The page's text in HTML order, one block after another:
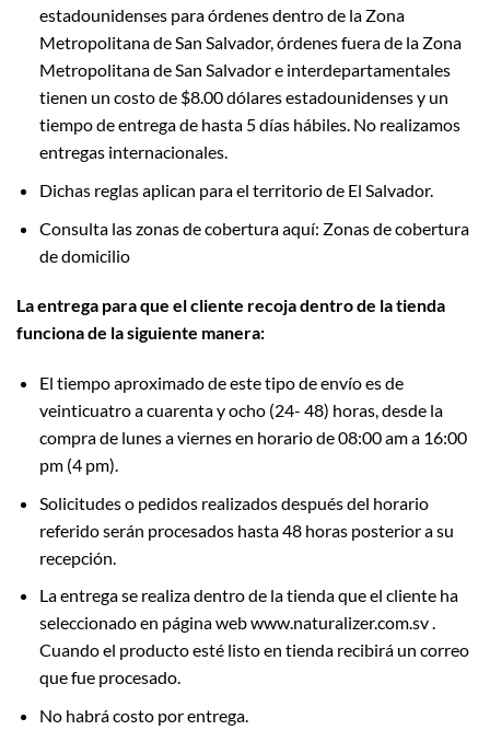
estadounidenses para órdenes dentro de la Zona
Metropolitana de San Salvador, órdenes fuera de la Zona
Metropolitana de San Salvador e interdepartamentales
tienen un costo de $8.00 dólares estadounidenses y un
tiempo de entrega de hasta 5 días hábiles. No realizamos
entregas internacionales.
Dichas reglas aplican para el territorio de El Salvador.
Consulta las zonas de cobertura aquí: Zonas de cobertura
de domicilio
La entrega para que el cliente recoja dentro de la tienda
funciona de la siguiente manera:
El tiempo aproximado de este tipo de envío es de
veinticuatro a cuarenta y ocho (24- 48) horas, desde la
compra de lunes a viernes en horario de 08:00 am a 16:00
pm (4 pm).
Solicitudes o pedidos realizados después del horario
referido serán procesados hasta 48 horas posterior a su
recepción.
La entrega se realiza dentro de la tienda que el cliente ha
seleccionado en página web www.naturalizer.com.sv .
Cuando el producto esté listo en tienda recibirá un correo
que fue procesado.
No habrá costo por entrega.